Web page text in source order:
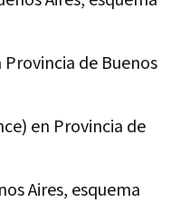
de Buenos
en Provincia de
Aires, esquema